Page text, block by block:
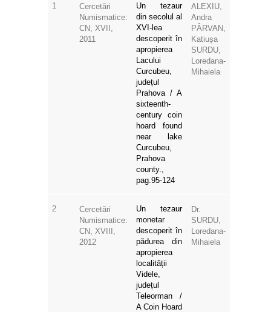
1
Cercetări
Numismatice:
CN, XVII,
2011
Un tezaur
din secolul al
XVI-lea
descoperit în
apropierea
Lacului
Curcubeu,
județul
Prahova / A
sixteenth-
century coin
hoard found
near lake
Curcubeu,
Prahova
county.,
pag.95-124
ALEXIU,
Andra
PÂRVAN,
Katiușa
SURDU,
Loredana-
Mihaiela
2
Cercetări
Numismatice:
CN, XVIII,
2012
Un tezaur
monetar
descoperit în
pădurea din
apropierea
localității
Videle,
județul
Teleorman /
A Coin Hoard
Dr.
SURDU,
Loredana-
Mihaiela